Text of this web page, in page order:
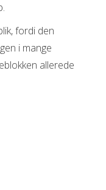
fordi den
i mange
allerede